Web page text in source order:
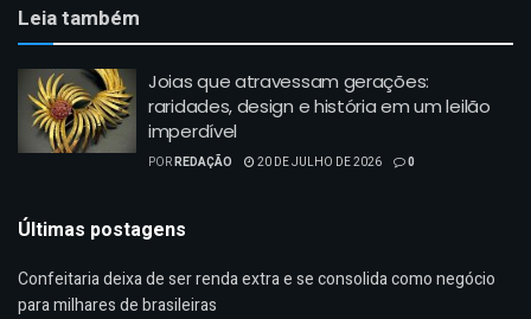
Leia também
Joias que atravessam gerações:
raridades, design e história em um leilão
imperdível
PORREDAÇÃO 20 DE JULHO DE 2026 0
Últimas postagens
Confeitaria deixa de ser renda extra e se consolida como negócio
para milhares de brasileiras